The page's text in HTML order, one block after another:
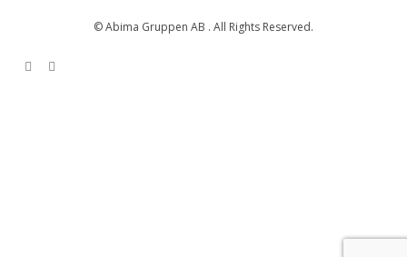
© Abima Gruppen AB . All Rights Reserved.